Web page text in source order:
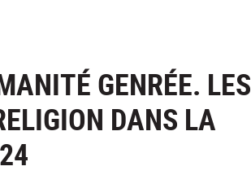
GENRÉE. LES
DANS LA